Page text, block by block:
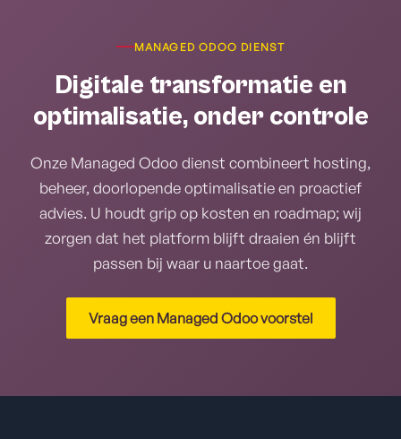
MANAGED ODOO DIENST
Digitale transformatie en
optimalisatie, onder controle
Onze Managed Odoo dienst combineert hosting,
beheer, doorlopende optimalisatie en proactief
advies. U houdt grip op kosten en roadmap; wij
zorgen dat het platform blijft draaien én blijft
passen bij waar u naartoe gaat.
Vraag een Managed Odoo voorstel